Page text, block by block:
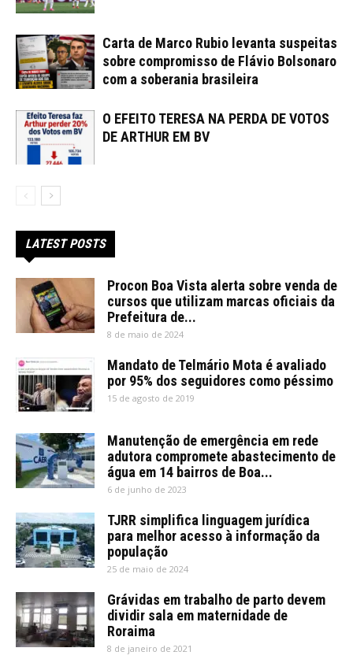
Carta de Marco Rubio levanta suspeitas
sobre compromisso de Flávio Bolsonaro
com a soberania brasileira
O EFEITO TERESA NA PERDA DE VOTOS
DE ARTHUR EM BV
LATEST POSTS
Procon Boa Vista alerta sobre venda de
cursos que utilizam marcas oficiais da
Prefeitura de...
8 de maio de 2024
Mandato de Telmário Mota é avaliado
por 95% dos seguidores como péssimo
15 de agosto de 2019
Manutenção de emergência em rede
adutora compromete abastecimento de
água em 14 bairros de Boa...
6 de junho de 2023
TJRR simplifica linguagem jurídica
para melhor acesso à informação da
população
25 de maio de 2024
Grávidas em trabalho de parto devem
dividir sala em maternidade de
Roraima
8 de janeiro de 2021